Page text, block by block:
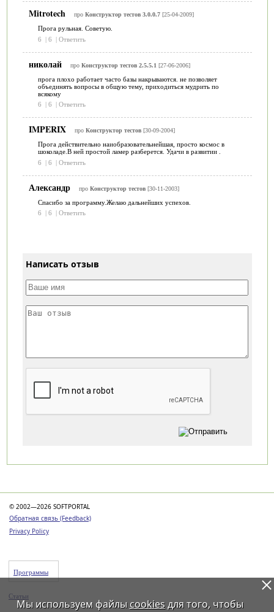
Mitrotech про Конструктор тестов 3.0.0.7[25-04-2009]
Прога рульная. Советую.
6
| 6 | Ответить
николай про Конструктор тестов 2.5.5.1 [27-06-2006]
прога плохо работает часто базы накрываются. не позволяет
объединять вопросы в общую тему, приходиться мудрить по
всякому
6
| 6 | Ответить
IMPERIX про Конструктор тестов [30-09-2004]
Прога действительно наиобразовательнейшая, просто космос в
шоколаде.В ней простой ламер разберется. Удачи в развитии .
6
| 6 | Ответить
Александр про Конструктор тестов [30-11-2003]
Спасибо за программу.Желаю дальнейших успехов.
6
| 6 | Ответить
Написать отзыв
© 2002—2026 SOFTPORTAL
Обратная связь (Feedback)
Privacy Policy
Программы
Статьи
Мы используем файлы cookiesдля того, чтобы